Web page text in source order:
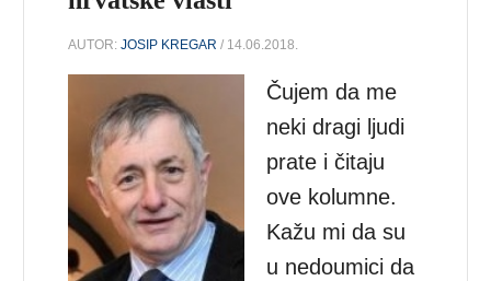
AUTOR:JOSIP KREGAR / 14.06.2018.
Čujem da me
neki dragi ljudi
prate i čitaju
ove kolumne.
Kažu mi da su
u nedoumici da